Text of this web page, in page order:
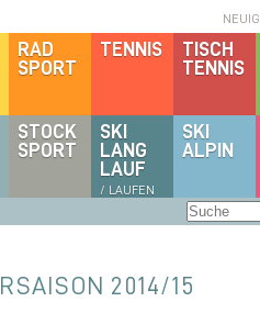
TISCH
TENNIS
TENNIS
RAD
SPORT
SKI
ALPIN
SKI
LANG
LAUF
/ LAUFEN
STOCK
SPORT
2014/15